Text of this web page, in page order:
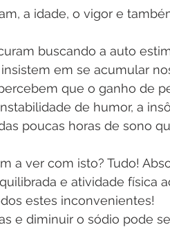
a idade, o vigor e
buscando a auto
em se acumular
que o ganho de
de humor, a
poucas horas de sono
a ver com isto? Tudo!
e atividade física
estes inconvenientes!
e diminuir o sódio pode